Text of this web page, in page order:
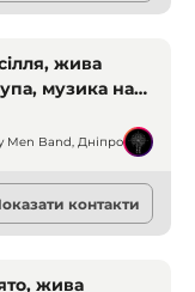
жива
музика на
гурт на
Дніпро.
Men Band, Дніпро
контакти
жива